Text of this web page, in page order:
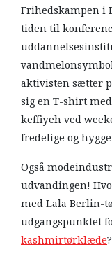
Frihedskampen i
tiden til
aktivisten sætter
sig en T-shirt
keffiyeh ved
fredelige og
Også
udvandingen!
med Lala Berlin-
udgangspunktet
kashmirtørklæde?